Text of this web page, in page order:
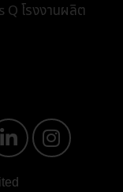
Q โรงงานผลิต